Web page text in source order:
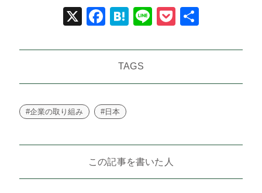
X Facebook
Hatena
LinePocket
TAGS
#企業の取り組み #日本
この記事を書いた人